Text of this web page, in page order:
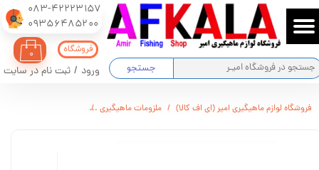
083-42223157
​​​​​​​09356485200
جستجو
۰
ورود / ثبت نام در سایت
حساب کاربری من
تغییر گذر واژه
فروشگاه
فروشگاه لوازم ماهیگیری امیر (ای اف کالا) ملزومات ماهیگیری